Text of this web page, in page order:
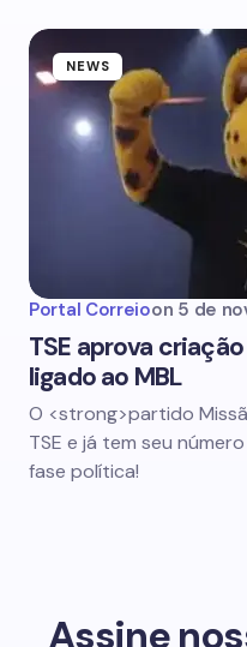
NEWS
Portal Correioon 5 de
TSE aprova
ligado ao MBL
O <strong>partido
TSE e já tem seu
fase política!
Assine